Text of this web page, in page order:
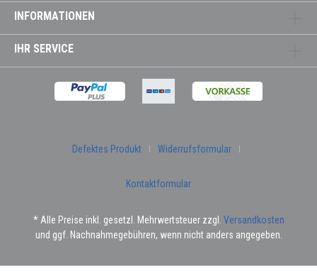
INFORMATIONEN
IHR SERVICE
Defektes Produkt Widerrufsformular
Kontaktformular
* Alle Preise inkl. gesetzl. Mehrwertsteuer zzgl. Versandkosten
und ggf. Nachnahmegebühren, wenn nicht anders angegeben.